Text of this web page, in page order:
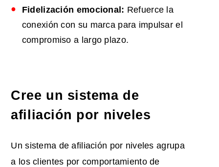
Fidelización emocional: Refuerce la
conexión con su marca para impulsar el
compromiso a largo plazo.
Cree un sistema de
afiliación por niveles
Un sistema de afiliación por niveles agrupa
a los clientes por comportamiento de